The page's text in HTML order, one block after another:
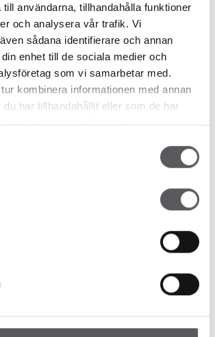
användarna, tillhandahålla funktioner
och analysera vår trafik. Vi
sådana identifierare och annan
enhet till de sociala medier och
som vi samarbetar med.
kombinera informationen med annan
du har tillhandahållit eller som de har
använt deras tjänster.